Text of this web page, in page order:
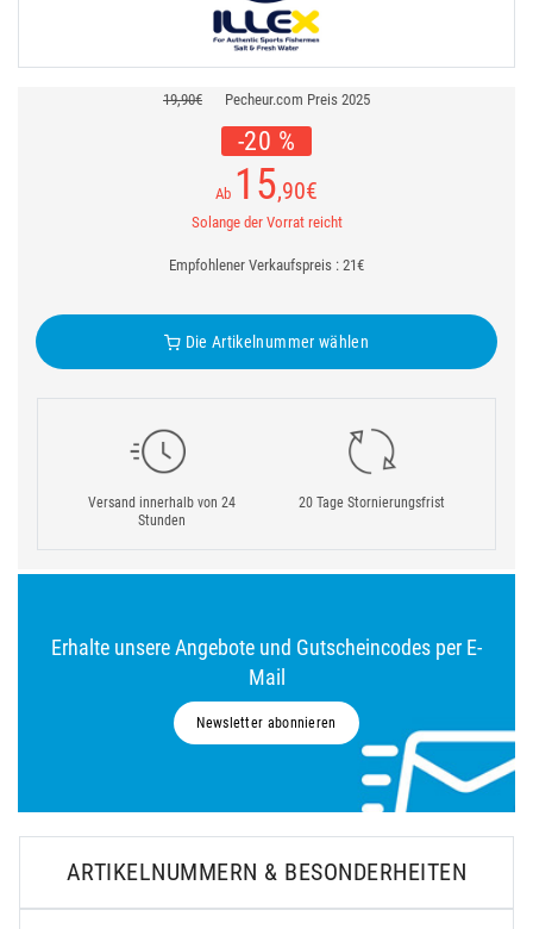
19,90€ Pecheur.com Preis 2025
-20 %
Ab 15,90€
Solange der Vorrat reicht
Empfohlener Verkaufspreis : 21€
Die Artikelnummer wählen
Versand innerhalb von 24
Stunden
20 Tage Stornierungsfrist
Erhalte unsere Angebote und Gutscheincodes per E-
Mail
Newsletter abonnieren
ARTIKELNUMMERN & BESONDERHEITEN